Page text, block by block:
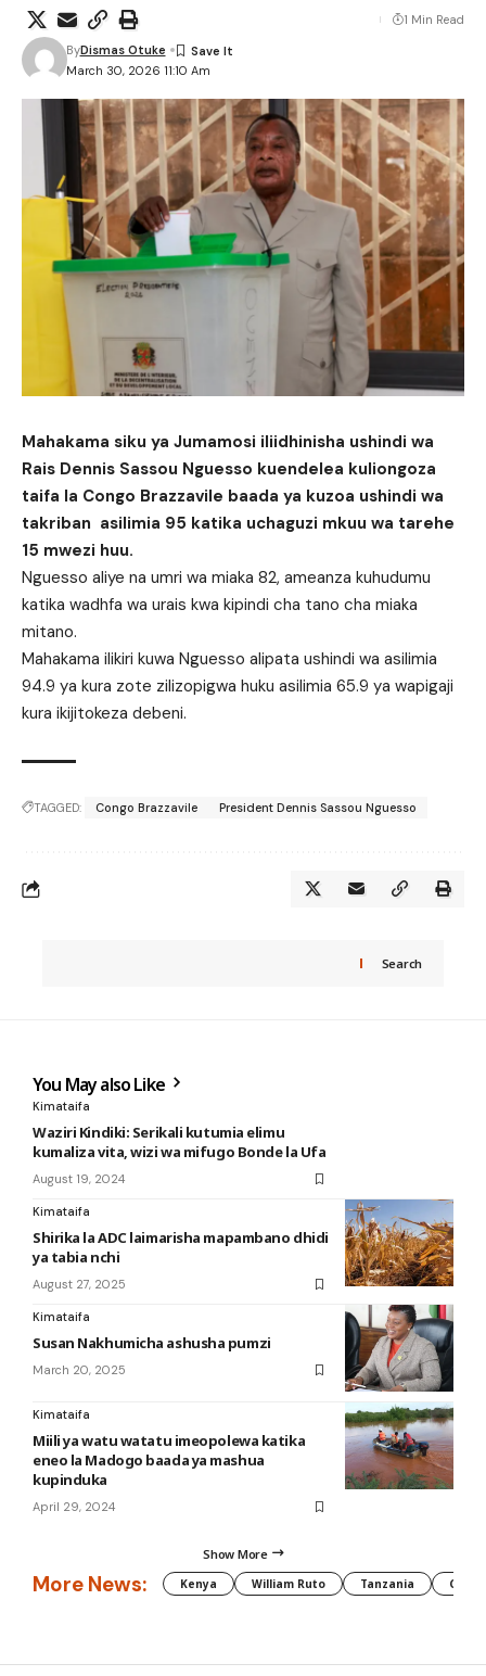
March 30, 2026 11:10 Am
ByDismas Otuke
1 Min Read
Mahakama siku ya Jumamosi iliidhinisha ushindi wa
Rais Dennis Sassou Nguesso kuendelea kuliongoza
taifa la Congo Brazzavile baada ya kuzoa ushindi wa
takriban asilimia 95 katika uchaguzi mkuu wa tarehe
15 mwezi huu.
Nguesso aliye na umri wa miaka 82, ameanza kuhudumu
katika wadhfa wa urais kwa kipindi cha tano cha miaka
mitano.
Mahakama ilikiri kuwa Nguesso alipata ushindi wa asilimia
94.9 ya kura zote zilizopigwa huku asilimia 65.9 ya wapigaji
kura ikijitokeza debeni.
TAGGED: Congo Brazzavile President Dennis Sassou Nguesso
Search
You May also Like
Kimataifa
Waziri Kindiki: Serikali kutumia elimu
kumaliza vita, wizi wa mifugo Bonde la Ufa
August 19, 2024
Kimataifa
Shirika la ADC laimarisha mapambano dhidi
ya tabia nchi
August 27, 2025
Kimataifa
Susan Nakhumicha ashusha pumzi
March 20, 2025
Kimataifa
Miili ya watu watatu imeopolewa katika
eneo la Madogo baada ya mashua
kupinduka
April 29, 2024
Show More
More News: Kenya William Ruto Tanzania CAF